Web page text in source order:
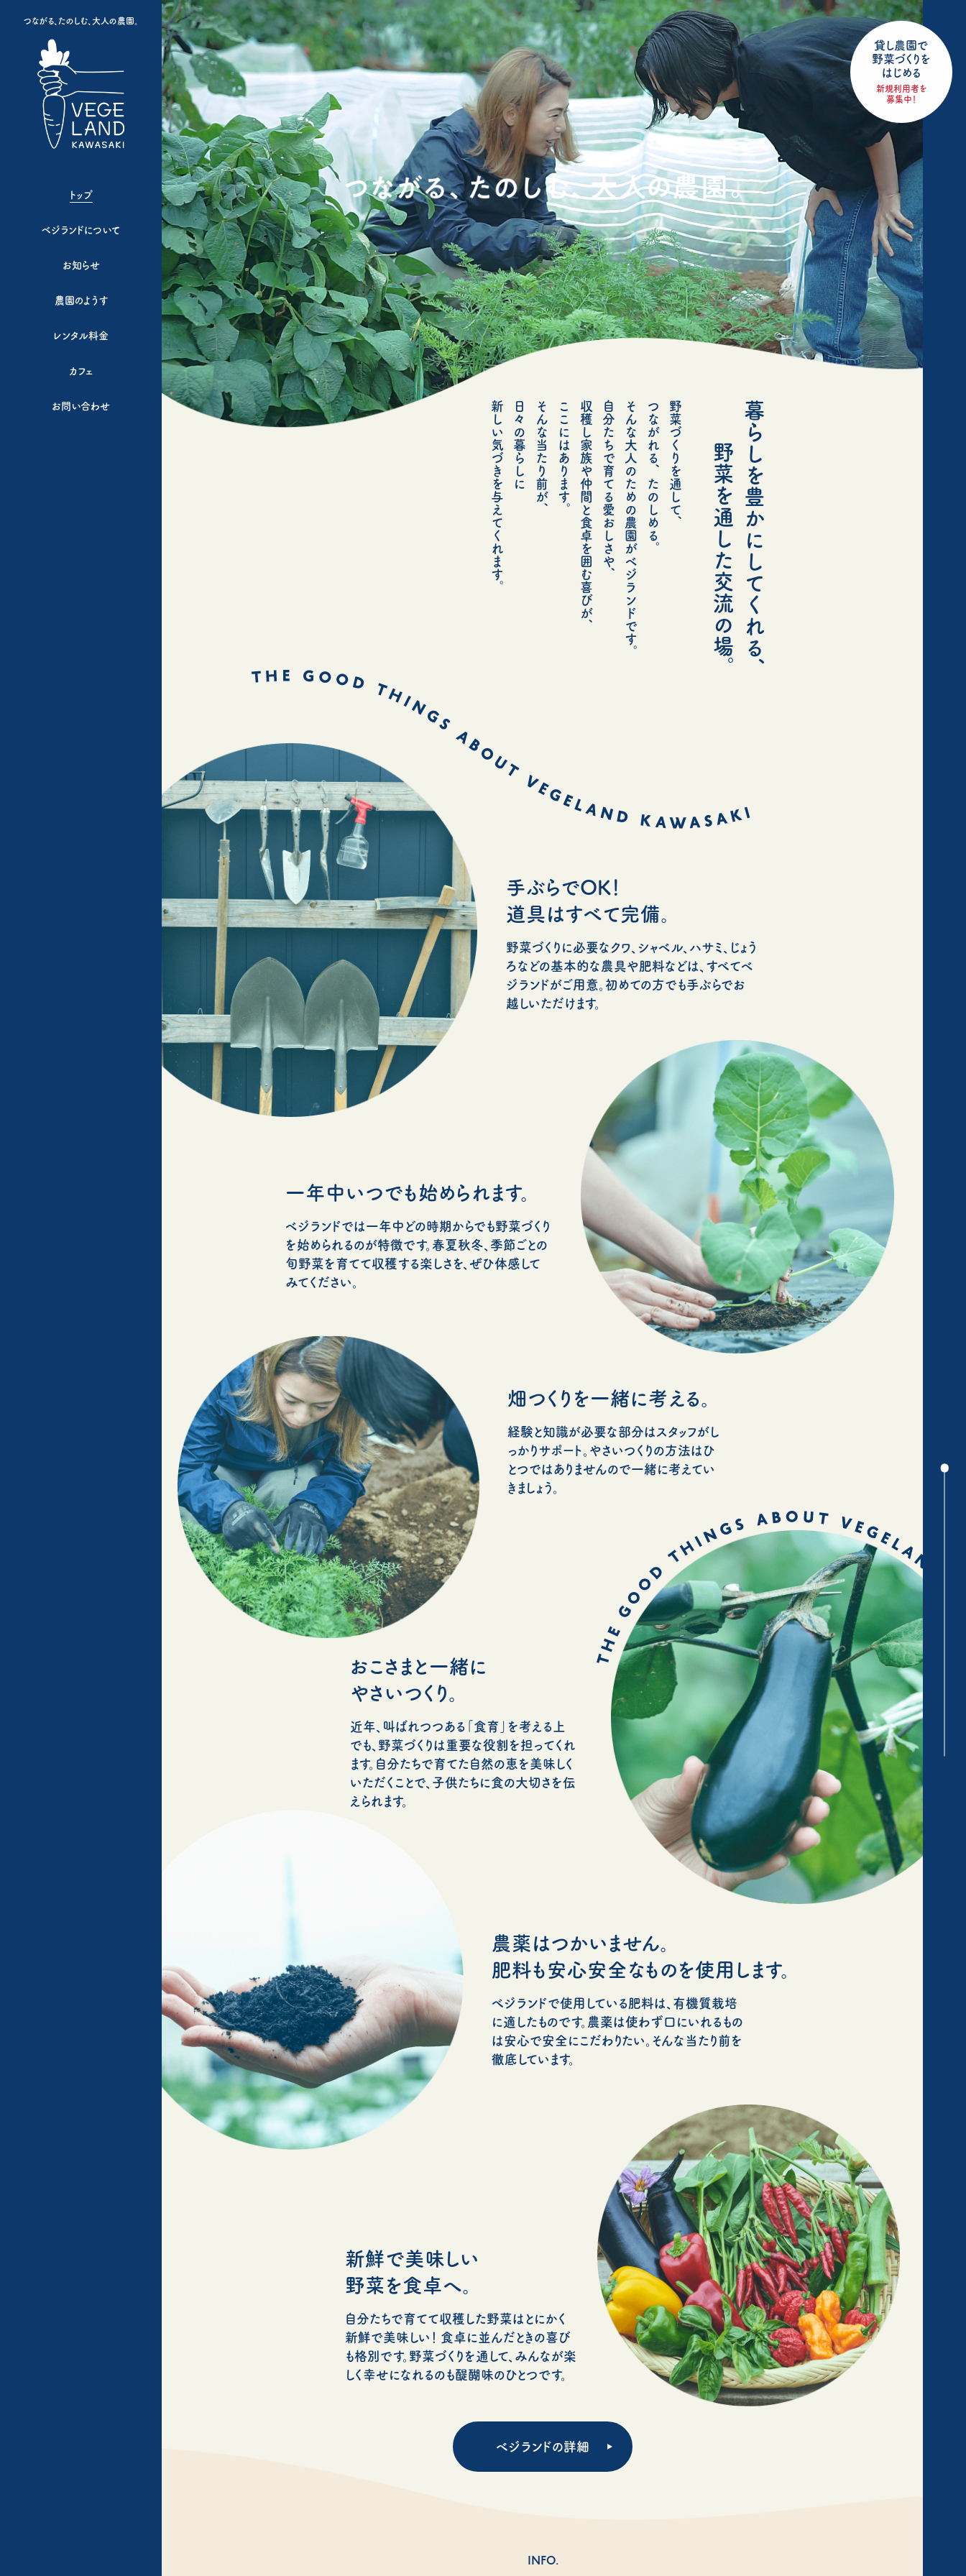
つながる、たのしむ、大人の農園。
トップ
ベジランドについて
お知らせ
農園のようす
レンタル料金
カフェ
お問い合わせ
貸し農園で
野菜づくりを
はじめる
新規利用者を
募集中！
暮らしを豊かにしてくれる、
野菜を通した交流の場。
野菜づくりを通して、
つながれる、たのしめる。
そんな大人のための農園がベジランドです。
自分たちで育てる愛おしさや、
収穫し家族や仲間と食卓を囲む喜びが、
ここにはあります。
そんな当たり前が、
日々の暮らしに
新しい気づきを与えてくれます。
手ぶらでOK！
道具はすべて完備。
野菜づくりに必要なクワ、シャベル、ハサミ、じょう
ろなどの基本的な農具や肥料などは、すべてベ
ジランドがご用意。初めての方でも手ぶらでお
越しいただけます。
一年中いつでも始められます。
ベジランドでは一年中どの時期からでも野菜づくり
を始められるのが特徴です。春夏秋冬、季節ごとの
旬野菜を育てて収穫する楽しさを、ぜひ体感して
みてください。
畑つくりを一緒に考える。
経験と知識が必要な部分はスタッフがし
っかりサポート。やさいつくりの方法はひ
とつではありませんので一緒に考えてい
きましょう。
おこさまと一緒に
やさいつくり。
近年、叫ばれつつある「食育」を考える上
でも、野菜づくりは重要な役割を担ってくれ
ます。自分たちで育てた自然の恵を美味しく
いただくことで、子供たちに食の大切さを伝
えられます。
農薬はつかいません。
肥料も安心安全なものを使用します。
べジランドで使用している肥料は、有機質栽培
に適したものです。農薬は使わず口にいれるもの
は安心で安全にこだわりたい。そんな当たり前を
徹底しています。
新鮮で美味しい
野菜を食卓へ。
自分たちで育てて収穫した野菜はとにかく
新鮮で美味しい！ 食卓に並んだときの喜び
も格別です。野菜づくりを通して、みんなが楽
しく幸せになれるのも醍醐味のひとつです。
ベジランドの詳細
INFO.